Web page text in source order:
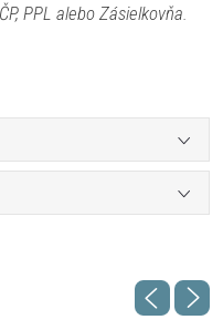
PPL alebo Zásielkovňa.